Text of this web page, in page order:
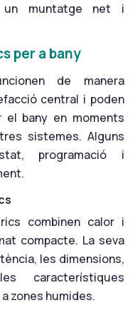
un muntatge net i
per a bany
de manera
central i poden
bany en moments
sistemes. Alguns
programació i
combinen calor i
compacte. La seva
les dimensions,
característiques
zones humides.